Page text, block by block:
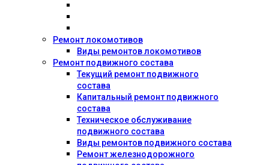
Ремонт локомотивов
Виды ремонтов локомотивов
Ремонт подвижного состава
Текущий ремонт подвижного
состава
Капитальный ремонт подвижного
состава
Техническое обслуживание
подвижного состава
Виды ремонтов подвижного состава
Ремонт железнодорожного